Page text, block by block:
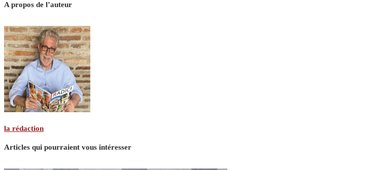
A propos de l’auteur
la rédaction
Articles qui pourraient vous intéresser